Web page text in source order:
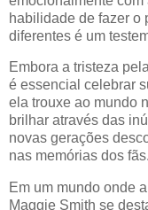
habilidade de fazer o
diferentes é um
Embora a tristeza
é essencial celebrar
ela trouxe ao mundo
brilhar através das
novas gerações
nas memórias dos fãs.
Em um mundo onde
Maggie Smith se